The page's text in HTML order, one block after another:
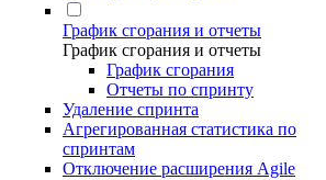
График сгорания и отчеты
График сгорания и отчеты
График сгорания
Отчеты по спринту
Удаление спринта
Агрегированная статистика по
спринтам
Отключение расширения Agile